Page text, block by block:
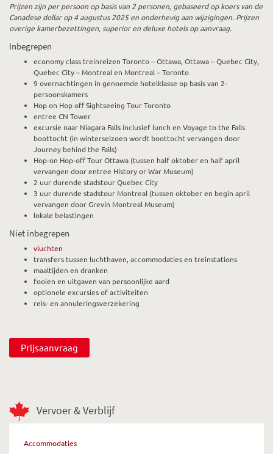
Vervoer & Verblijf
Accommodaties
Prijzen zijn per persoon op basis van 2 personen, gebaseerd op koers van de
Canadese dollar op 4 augustus 2025 en onderhevig aan wijzigingen. Prijzen
overige kamerbezettingen, superior en deluxe hotels op aanvraag.
Inbegrepen
economy class treinreizen Toronto – Ottawa, Ottawa – Quebec City,
Quebec City – Montreal en Montreal – Toronto
9 overnachtingen in genoemde hotelklasse op basis van 2-
persoonskamers
Hop on Hop off Sightseeing Tour Toronto
entree CN Tower
excursie naar Niagara Falls inclusief lunch en Voyage to the Falls
boottocht (in winterseizoen wordt boottocht vervangen door
Journey behind the Falls)
Hop-on Hop-off Tour Ottawa (tussen half oktober en half april
vervangen door entree History or War Museum)
2 uur durende stadstour Quebec City
3 uur durende stadstour Montreal (tussen oktober en begin april
vervangen door Grevin Montreal Museum)
lokale belastingen
Niet inbegrepen
vluchten
transfers tussen luchthaven, accommodaties en treinstations
maaltijden en dranken
fooien en uitgaven van persoonlijke aard
optionele excursies of activiteiten
reis- en annuleringsverzekering
Prijsaanvraag